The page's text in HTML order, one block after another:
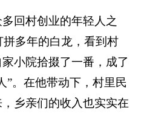
回村创业的年轻人之
多年的白龙，看到村
小院拾掇了一番，成了
”。在他带动下，村里民
乡亲们的收入也实实在